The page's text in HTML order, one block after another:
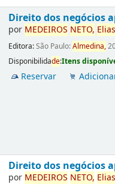
Direito dos negócios
por MEDEIROS NETO, Elias
Editora:São Paulo:Almedina,
Disponibilidade:Itens
Reservar
Direito dos negócios
por MEDEIROS NETO, Elias